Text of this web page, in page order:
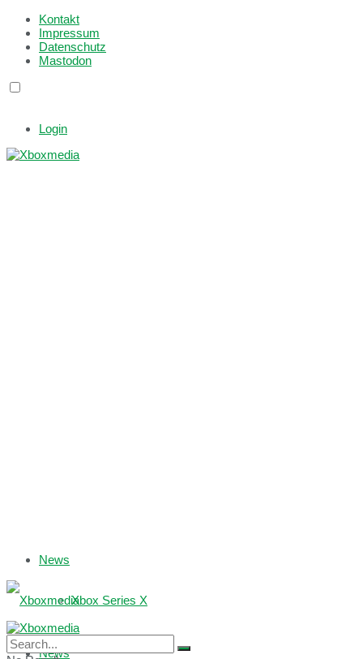
Kontakt
Impressum
Datenschutz
Mastodon
Login
News
Xbox Series X
News